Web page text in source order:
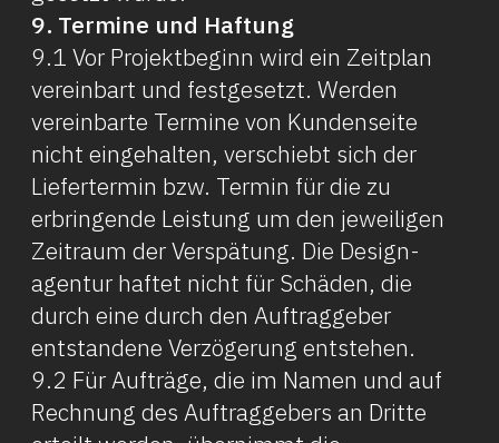
9. Termine und Haftung
9.1 Vor Projektbeginn wird ein Zeitplan
vereinbart und festgesetzt. Werden
vereinbarte Termine von Kundenseite
nicht eingehalten, verschiebt sich der
Liefertermin bzw. Termin für die zu
erbringende Leistung um den jeweiligen
Zeitraum der Verspätung. Die Design­
agentur haftet nicht für Schäden, die
durch eine durch den Auftraggeber
entstandene Verzögerung entstehen.
9.2 Für Aufträge, die im Namen und auf
Rechnung des Auftraggebers an Dritte